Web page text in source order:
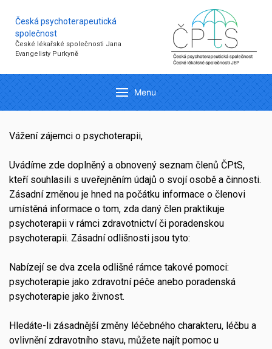
Česká psychoterapeutická
společnost
České lékařské společnosti Jana
Evangelisty Purkyně
Menu
Vážení zájemci o psychoterapii,
Uvádíme zde doplněný a obnovený seznam členů ČPtS,
kteří souhlasili s uveřejněním údajů o svojí osobě a činnosti.
Zásadní změnou je hned na počátku informace o členovi
umístěná informace o tom, zda daný člen praktikuje
psychoterapii v rámci zdravotnictví či poradenskou
psychoterapii. Zásadní odlišnosti jsou tyto:
Nabízejí se dva zcela odlišné rámce takové pomoci:
psychoterapie jako zdravotní péče anebo poradenská
psychoterapie jako živnost.
Hledáte-li zásadnější změny léčebného charakteru, léčbu a
ovlivnění zdravotního stavu, můžete najít pomoc u